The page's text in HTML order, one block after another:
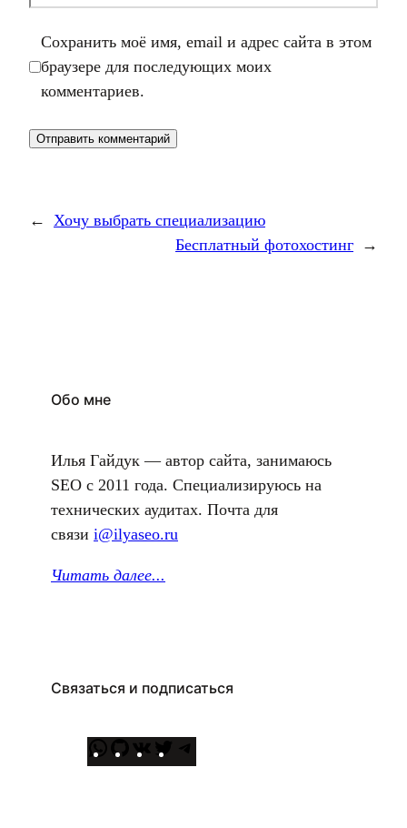
Сохранить моё имя, email и адрес сайта в этом
браузере для последующих моих
комментариев.
← Хочу выбрать специализацию
Бесплатный фотохостинг →
Обо мне
Илья Гайдук — автор сайта, занимаюсь
SEO с 2011 года. Специализируюсь на
технических аудитах. Почта для
связи i@ilyaseo.ru
Читать далее...
Связаться и подписаться
W G
В
T